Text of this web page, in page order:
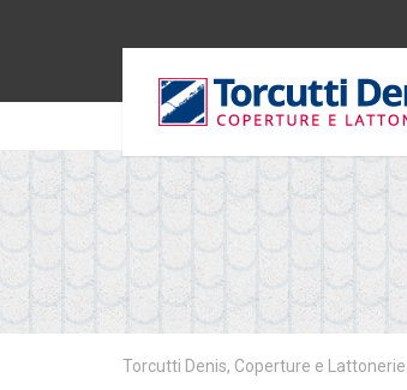
Torcutti Denis, Coperture e Lattonerie